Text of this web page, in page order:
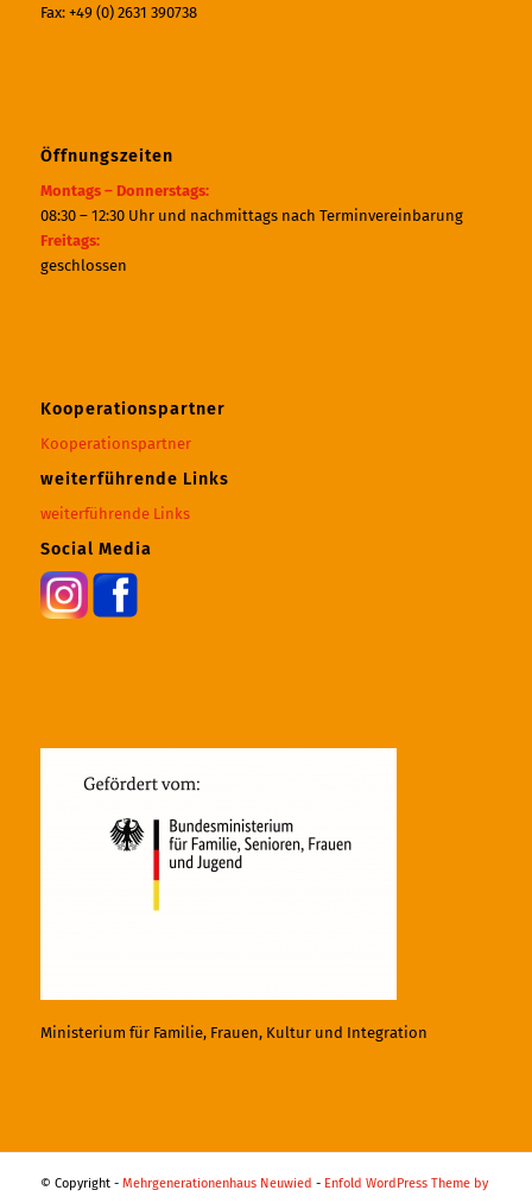
Fax: +49 (0) 2631 390738
Öffnungszeiten
Montags – Donnerstags:
08:30 – 12:30 Uhr und nachmittags nach Terminvereinbarung
Freitags:
geschlossen
Kooperationspartner
Kooperationspartner
weiterführende Links
weiterführende Links
Social Media
Ministerium für Familie, Frauen, Kultur und Integration
© Copyright - Mehrgenerationenhaus Neuwied - Enfold WordPress Theme by